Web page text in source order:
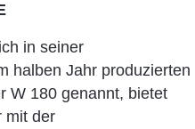
in seiner
halben Jahr produzierten
W 180 genannt, bietet
mit der